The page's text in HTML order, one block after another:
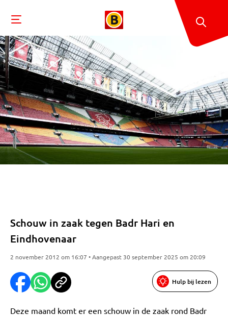
Schouw in zaak tegen Badr Hari en
Eindhovenaar
2 november 2012 om 16:07 • Aangepast 30 september 2025 om 20:09
Hulp bij lezen
Deze maand komt er een schouw in de zaak rond Badr